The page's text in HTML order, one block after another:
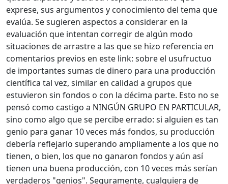
exprese, sus argumentos y conocimiento del tema que
evalúa. Se sugieren aspectos a considerar en la
evaluación que intentan corregir de algún modo
situaciones de arrastre a las que se hizo referencia en
comentarios previos en este link: sobre el usufructuo
de importantes sumas de dinero para una producción
científica tal vez, similar en calidad a grupos que
estuvieron sin fondos o con la décima parte. Esto no se
pensó como castigo a NINGÚN GRUPO EN PARTICULAR,
sino como algo que se percibe errado: si alguien es tan
genio para ganar 10 veces más fondos, su producción
debería reflejarlo superando ampliamente a los que no
tienen, o bien, los que no ganaron fondos y aún así
tienen una buena producción, con 10 veces más serían
verdaderos "genios". Seguramente, cualquiera de